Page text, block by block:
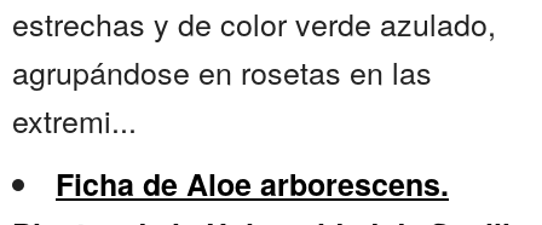
estrechas y de color verde azulado,
agrupándose en rosetas en las
extremi...
Ficha de Aloe arborescens.